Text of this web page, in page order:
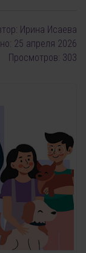
Ирина Исаева
25 апреля 2026
Просмотров: 303